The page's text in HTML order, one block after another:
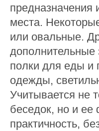
предназначения
места.
или овальные.
полки для еды и
одежды,
Учитывается не
беседок, но и ее
практичность,